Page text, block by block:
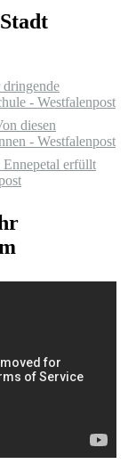
- Westfalenpost
diesen
- Westfalenpost
Ennepetal erfüllt